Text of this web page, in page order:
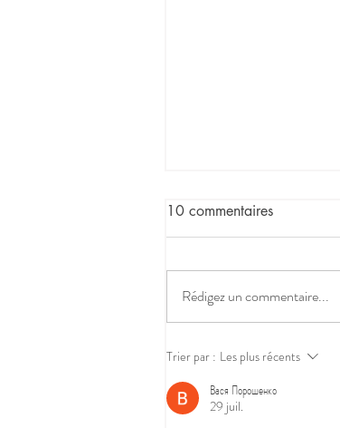
10 commentaires
Rédigez un commentaire...
Trier par : Les plus récents
Вася Порошенко
29 juil.